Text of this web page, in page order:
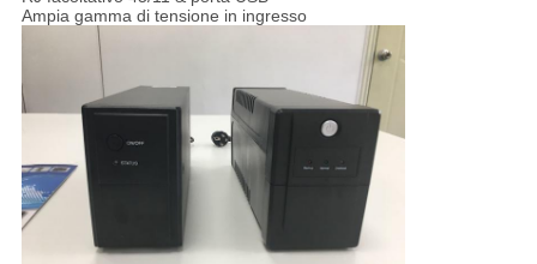
Ampia gamma di tensione in ingresso